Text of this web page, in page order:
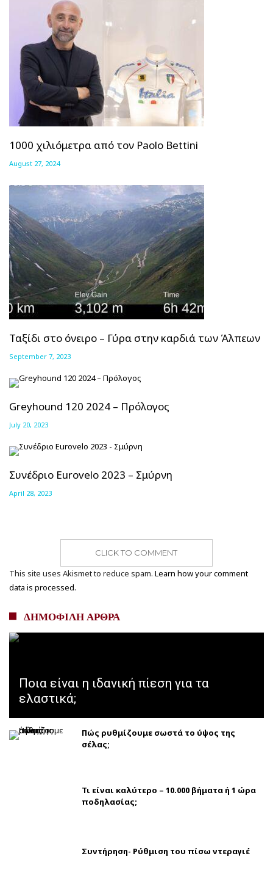
1000 χιλιόμετρα από τον Paolo Bettini
August 27, 2024
Ταξίδι στο όνειρο – Γύρα στην καρδιά των Άλπεων
September 7, 2023
Greyhound 120 2024 – Πρόλογος
July 20, 2023
Συνέδριο Eurovelo 2023 – Σμύρνη
April 28, 2023
CLICK TO COMMENT
This site uses Akismet to reduce spam. Learn how your comment
data is processed.
ΔΗΜΟΦΙΛΗ ΑΡΘΡΑ
Ποια είναι η ιδανική πίεση για τα
ελαστικά;
Πώς ρυθμίζουμε σωστά το ύψος της
σέλας;
Τι είναι καλύτερο – 10.000 βήματα ή 1 ώρα
ποδηλασίας;
Συντήρηση- Ρύθμιση του πίσω ντεραγιέ